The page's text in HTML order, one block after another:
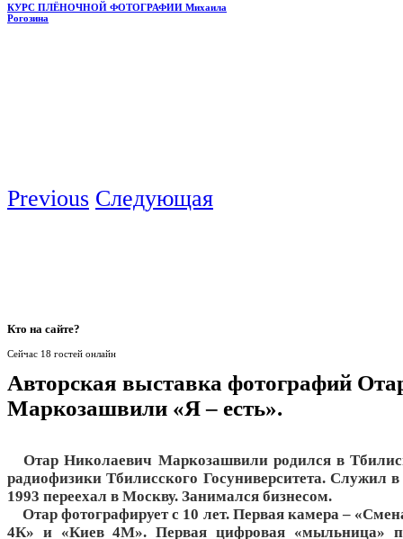
КУРС ПЛЁНОЧНОЙ ФОТОГРАФИИ Михаила
Рогозина
Previous Следующая
Кто на сайте?
Сейчас 18 гостей онлайн
Авторская выставка фотографий
Маркозашвили «Я – есть».
Отар Николаевич Маркозашвили родился в
радиофизики Тбилисского Госуниверситета. Служил
1993 переехал в Москву. Занимался бизнесом.
Отар фотографирует с 10 лет. Первая камера –
4К» и «Киев 4М». Первая цифровая «мыльница»